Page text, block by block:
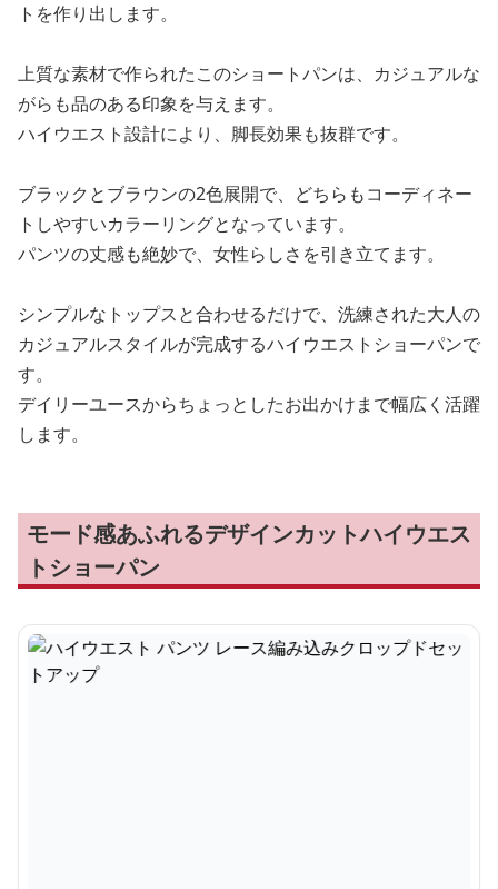
トを作り出します。
上質な素材で作られたこのショートパンは、カジュアルな
がらも品のある印象を与えます。
ハイウエスト設計により、脚長効果も抜群です。
ブラックとブラウンの2色展開で、どちらもコーディネー
トしやすいカラーリングとなっています。
パンツの丈感も絶妙で、女性らしさを引き立てます。
シンプルなトップスと合わせるだけで、洗練された大人の
カジュアルスタイルが完成するハイウエストショーパンで
す。
デイリーユースからちょっとしたお出かけまで幅広く活躍
します。
モード感あふれるデザインカットハイウエス
トショーパン